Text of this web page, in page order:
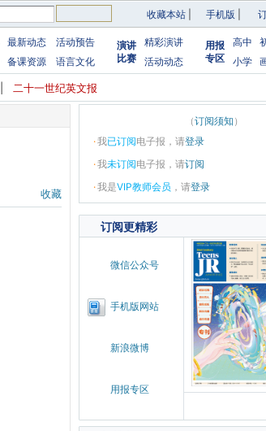
收藏本站 手机版
最新动态
活动预告
备课资源
语言文化
演讲
比赛
精彩演讲
活动动态
用报
专区
高中
小学
二十一世纪英文报
收藏
（订阅须知 ）
·我已订阅电子报，请登录
·我未订阅电子报，请订阅
·我是VIP教师会员 ，请登录
订阅更精彩
微信公众号
手机版网站
新浪微博
用报专区